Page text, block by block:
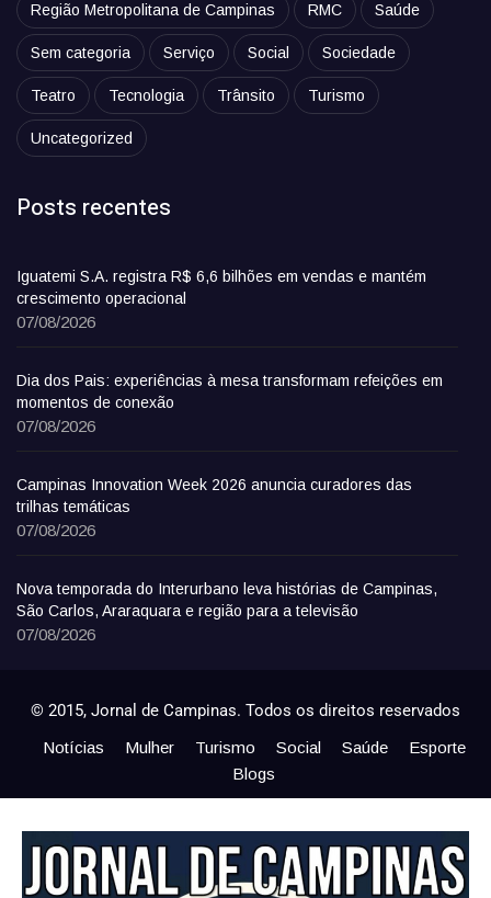
Região Metropolitana de Campinas RMC Saúde
Sem categoria Serviço Social Sociedade
Teatro Tecnologia Trânsito Turismo
Uncategorized
Posts recentes
Iguatemi S.A. registra R$ 6,6 bilhões em vendas e mantém
crescimento operacional
07/08/2026
Dia dos Pais: experiências à mesa transformam refeições em
momentos de conexão
07/08/2026
Campinas Innovation Week 2026 anuncia curadores das
trilhas temáticas
07/08/2026
Nova temporada do Interurbano leva histórias de Campinas,
São Carlos, Araraquara e região para a televisão
07/08/2026
© 2015, Jornal de Campinas. Todos os direitos reservados
Notícias Mulher Turismo Social Saúde
Esporte
Blogs